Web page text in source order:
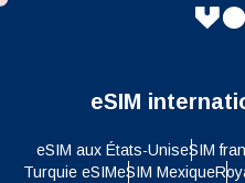
eSIM
eSIM aux États-UniseSIM
Turquie eSIMeSIM Mexique